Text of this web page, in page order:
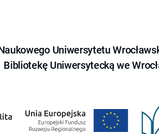
Uniwersytetu
Bibliotekę Uniwersytecką we